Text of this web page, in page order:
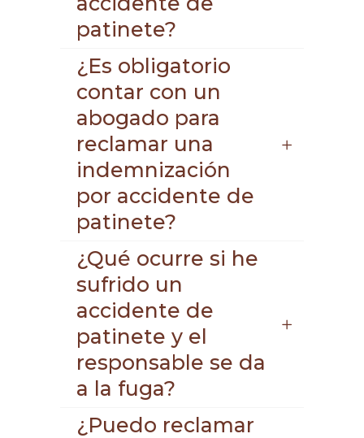
patinete?
¿Es obligatorio
contar con un
abogado para
reclamar una
indemnización
por accidente de
patinete?
¿Qué ocurre si he
sufrido un
accidente de
patinete y el
responsable se da
a la fuga?
¿Puedo reclamar